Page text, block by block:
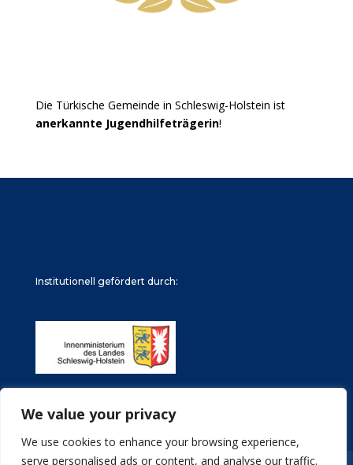
We value your privacy
We use cookies to enhance your browsing experience,
serve personalised ads or content, and analyse our traffic.
Die Türkische Gemeinde in Schleswig-Holstein ist
anerkannte Jugendhilfeträgerin!
Institutionell gefördert durch: